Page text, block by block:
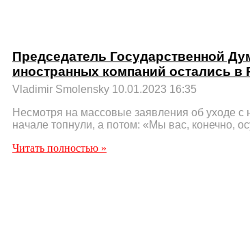
Председатель Государственной
иностранных компаний остались в
Vladimir Smolensky 10.01.2023 16:35
Несмотря на массовые заявления об уходе с
начале топнули, а потом: «Мы вас, конечно,
Читать полностью »